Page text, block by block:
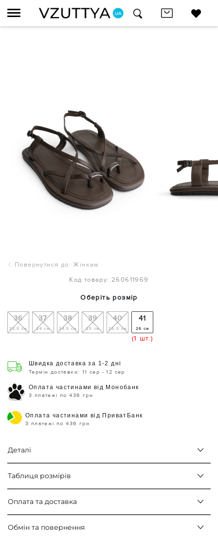
Повернутися до: Жінкам
Код товару: 260611969
Оберіть розмір
36
23,5 см
37
24 см
38
24,5 см
39
25 см
40
25,5 см
41
26 см
(1 шт.)
Швидка доставка за 1-2 дні
Термін доставки: 11 сер - 12 сер
Оплата частинами від Монобанк
3 платежі по 436 грн
Оплата частинами від ПриватБанк
3 платежі по 436 грн
Деталі
Таблиця розмірів
Оплата та доставка
Обмін та повернення